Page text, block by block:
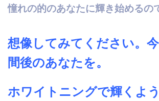
憧れの的のあなたに輝き始めるの
想像してみてください。
間後のあなたを。
ホワイトニングで輝くよ